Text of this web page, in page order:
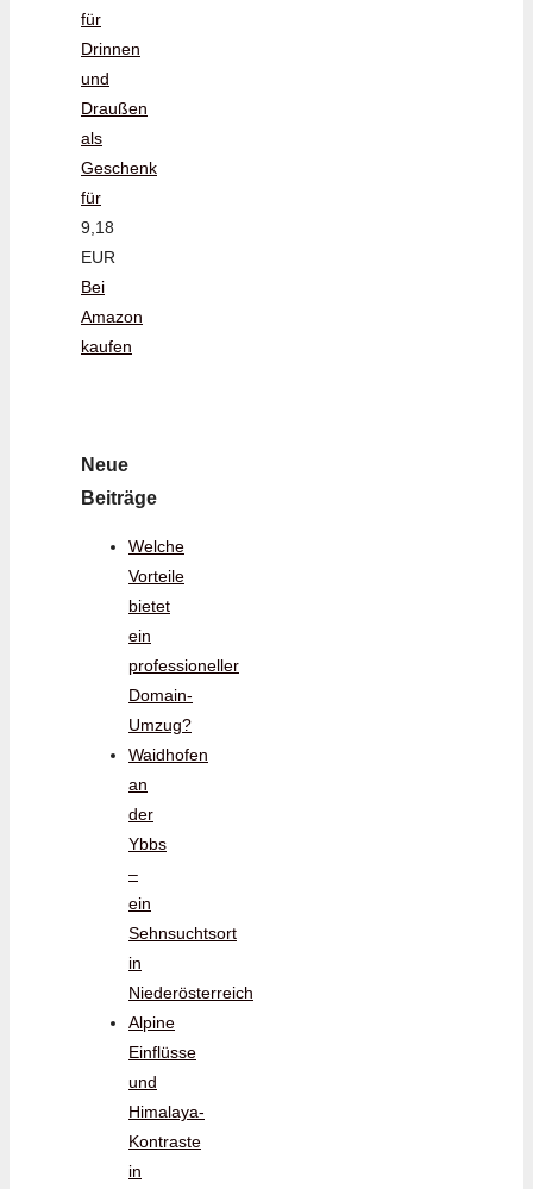
für
Drinnen
und
Draußen
als
Geschenk
für
9,18
EUR
Bei
Amazon
kaufen
Neue
Beiträge
Welche
Vorteile
bietet
ein
professioneller
Domain-
Umzug?
Waidhofen
an
der
Ybbs
–
ein
Sehnsuchtsort
in
Niederösterreich
Alpine
Einflüsse
und
Himalaya-
Kontraste
in